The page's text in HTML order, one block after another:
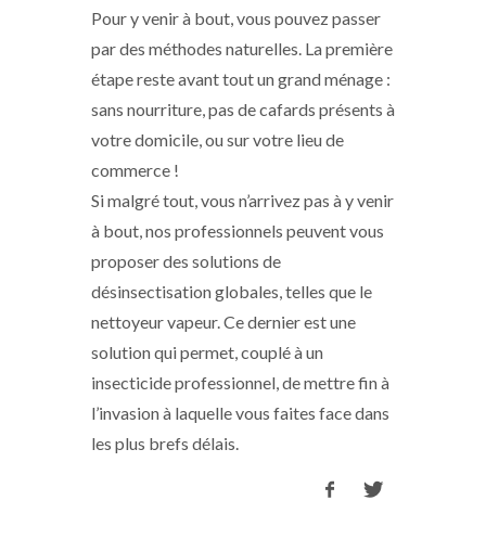
Pour y venir à bout, vous pouvez passer
par des méthodes naturelles. La première
étape reste avant tout un grand ménage :
sans nourriture, pas de cafards présents à
votre domicile, ou sur votre lieu de
commerce !
Si malgré tout, vous n’arrivez pas à y venir
à bout, nos professionnels peuvent vous
proposer des solutions de
désinsectisation globales, telles que le
nettoyeur vapeur. Ce dernier est une
solution qui permet, couplé à un
insecticide professionnel, de mettre fin à
l’invasion à laquelle vous faites face dans
les plus brefs délais.